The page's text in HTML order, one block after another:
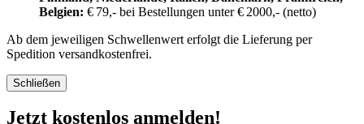
Belgien: € 79,- bei Bestellungen unter € 2000,- (netto)
Ab dem jeweiligen Schwellenwert erfolgt die Lieferung per
Spedition versandkostenfrei.
Schließen
Jetzt kostenlos anmelden!